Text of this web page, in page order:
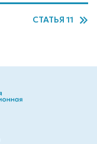
СТАТЬЯ 11